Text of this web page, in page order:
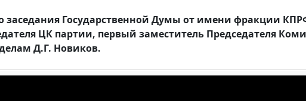
заседания Государственной Думы от имени фракции
ЦК партии, первый заместитель Председателя
Д.Г. Новиков.